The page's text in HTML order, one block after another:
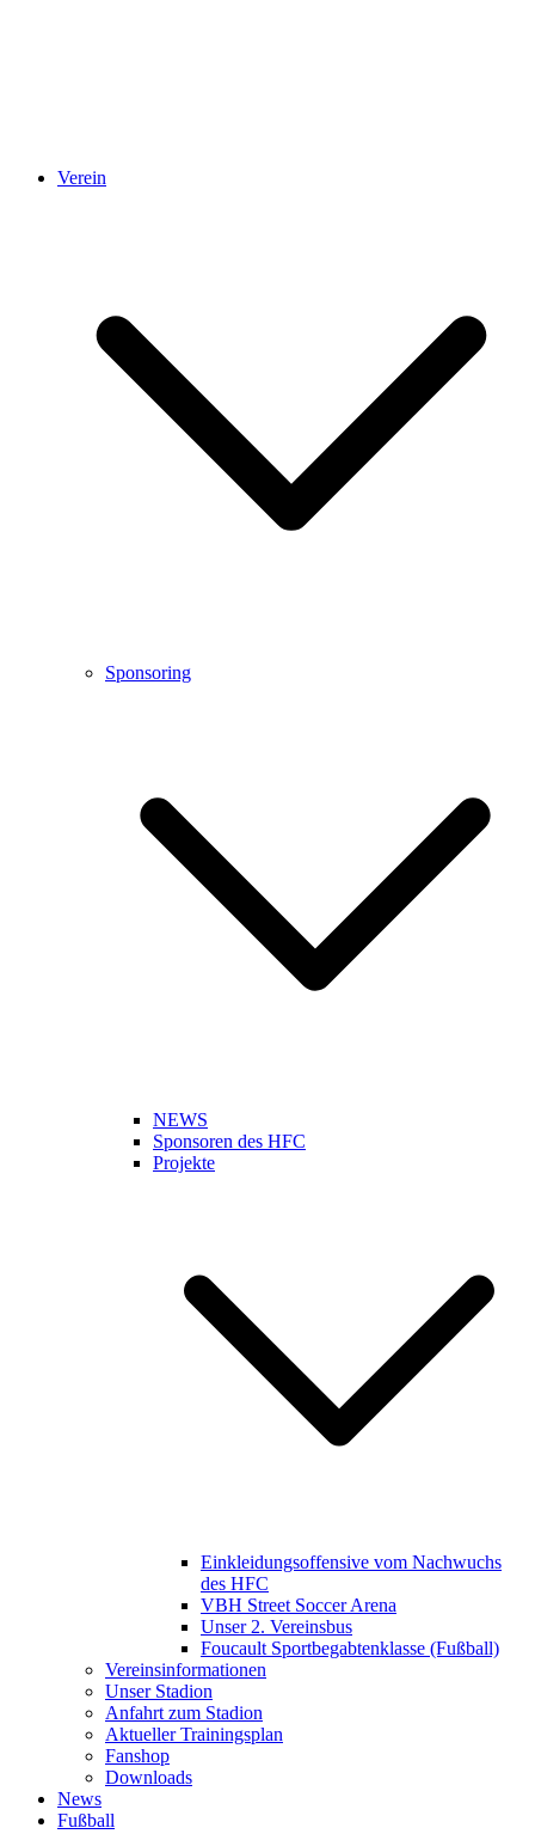
Verein
Sponsoring
NEWS
Sponsoren des HFC
Projekte
Einkleidungsoffensive vom Nachwuchs
des HFC
VBH Street Soccer Arena
Unser 2. Vereinsbus
Foucault Sportbegabtenklasse (Fußball)
Vereinsinformationen
Unser Stadion
Anfahrt zum Stadion
Aktueller Trainingsplan
Fanshop
Downloads
News
Fußball